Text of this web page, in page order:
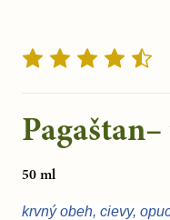
50 ml
krvný obeh, cievy,